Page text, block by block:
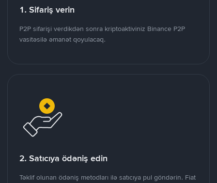
1. Sifariş verin
P2P sifarişi verdikdən sonra kriptoaktiviniz Binance P2P
vasitəsilə əmanət qoyulacaq.
2. Satıcıya ödəniş edin
Təklif olunan ödəniş metodları ilə satıcıya pul göndərin. Fiat